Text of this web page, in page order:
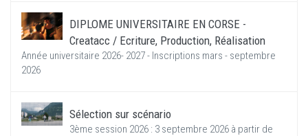
DIPLOME UNIVERSITAIRE EN CORSE -
Creatacc / Ecriture, Production, Réalisation
Année universitaire 2026- 2027 - Inscriptions mars - septembre
2026
Sélection sur scénario
3ème session 2026 : 3 septembre 2026 à partir de